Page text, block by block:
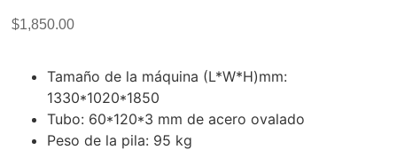
$1,850.00
Tamaño de la máquina (L*W*H)mm:
1330*1020*1850
Tubo: 60*120*3 mm de acero ovalado
Peso de la pila: 95 kg